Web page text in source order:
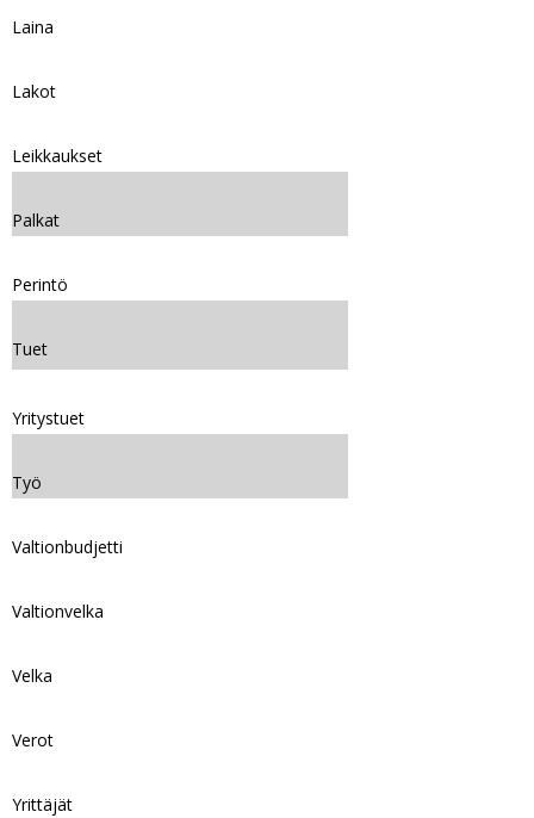
Laina
Lakot
Leikkaukset
Palkat
Perintö
Tuet
Yritystuet
Työ
Valtionbudjetti
Valtionvelka
Velka
Verot
Yrittäjät